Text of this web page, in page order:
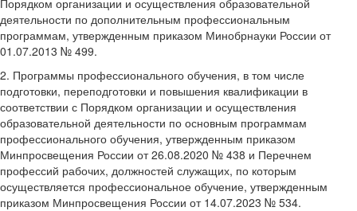
деятельности по дополнительным профессиональным
программам, утвержденным приказом Минобрнауки России от
01.07.2013 № 499.
2. Программы профессионального обучения, в том числе
подготовки, переподготовки и повышения квалификации в
соответствии с Порядком организации и осуществления
образовательной деятельности по основным программам
профессионального обучения, утвержденным приказом
Минпросвещения России от 26.08.2020 № 438 и Перечнем
профессий рабочих, должностей служащих, по которым
осуществляется профессиональное обучение, утвержденным
приказом Минпросвещения России от 14.07.2023 № 534.